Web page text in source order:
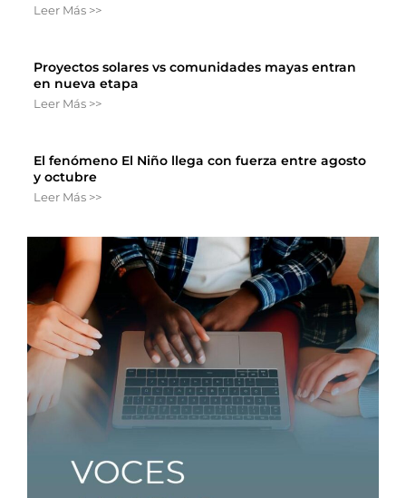
Leer Más >>
Proyectos solares vs comunidades mayas entran
en nueva etapa
Leer Más >>
El fenómeno El Niño llega con fuerza entre agosto
y octubre
Leer Más >>